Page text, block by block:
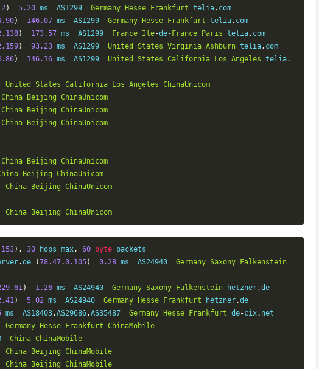
) 5.20 ms  AS1299 Germany Hesse Frankfurt telia. com
) 146.07 ms  AS1299 Germany Hesse Frankfurt telia. com
) 173.57 ms  AS1299 France Ile-de- France Paris telia. com
) 93.23 ms  AS1299 United States Virginia Ashburn telia. com
) 146.16 ms  AS1299 United States California Los Angeles telia.
United States California Los Angeles ChinaUnicom
China Beijing ChinaUnicom
China Beijing ChinaUnicom
China Beijing ChinaUnicom
China Beijing ChinaUnicom
Beijing ChinaUnicom
China Beijing ChinaUnicom
China Beijing ChinaUnicom
), 30 hops max, 60 byte packets
.de (78.47.0.105) 0.28 ms  AS24940 Germany Saxony
Falkenstein
) 1.26 ms  AS24940 Germany Saxony Falkenstein hetzner.de
) 5.02 ms  AS24940 Germany Hesse Frankfurt hetzner.de
ms  AS18403,AS29686,AS35487 Germany Hesse Frankfurt de-cix. net
Germany Hesse Frankfurt ChinaMobile
China ChinaMobile
China Beijing ChinaMobile
China Beijing ChinaMobile